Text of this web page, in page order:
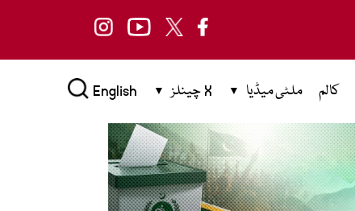
کالم ملٹی میڈیا X چینلز English